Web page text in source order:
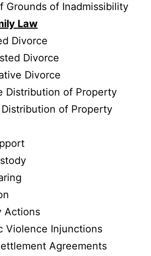
Grounds of Inadmissibility
Law
Divorce
Divorce
Divorce
Distribution of Property
of Property
Actions
Violence Injunctions
Agreements